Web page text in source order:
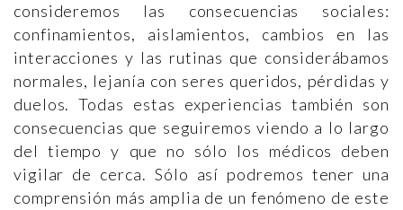
consideremos las consecuencias sociales:
confinamientos, aislamientos, cambios en las
interacciones y las rutinas que considerábamos
normales, lejanía con seres queridos, pérdidas y
duelos. Todas estas experiencias también son
consecuencias que seguiremos viendo a lo largo
del tiempo y que no sólo los médicos deben
vigilar de cerca. Sólo así podremos tener una
comprensión más amplia de un fenómeno de este